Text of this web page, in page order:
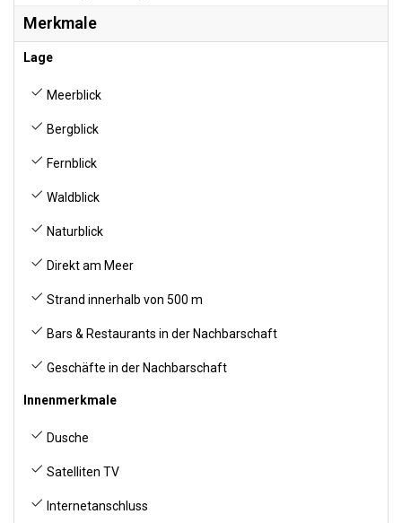
Merkmale
Lage
Meerblick
Bergblick
Fernblick
Waldblick
Naturblick
Direkt am Meer
Strand innerhalb von 500 m
Bars & Restaurants in der Nachbarschaft
Geschäfte in der Nachbarschaft
Innenmerkmale
Dusche
Satelliten TV
Internetanschluss